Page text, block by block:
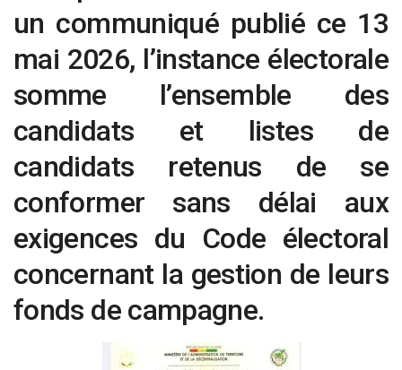
un communiqué publié ce 13
mai 2026, l’instance électorale
somme l’ensemble des
candidats et listes de
candidats retenus de se
conformer sans délai aux
exigences du Code électoral
concernant la gestion de leurs
fonds de campagne.